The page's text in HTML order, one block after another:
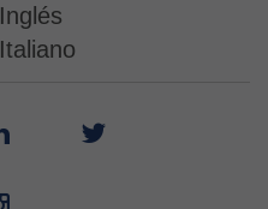
Inglés
Italiano